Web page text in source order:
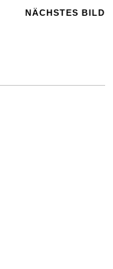
NÄCHSTES BILD